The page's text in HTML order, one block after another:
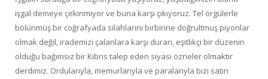
işgal demeye çekinmiyor ve buna karşı çıkıyoruz. Tel örgülerle
bölünmüş bir coğrafyada silahlarını birbirine doğrultmuş piyonlar
olmak değil, irademizi çalanlara karşı duran, eşitlikçi bir düzenin
olduğu bağımsız bir Kıbrıs talep eden siyasi özneler olmaktır
derdimiz. Ordularıyla, memurlarıyla ve paralarıyla bizi satın